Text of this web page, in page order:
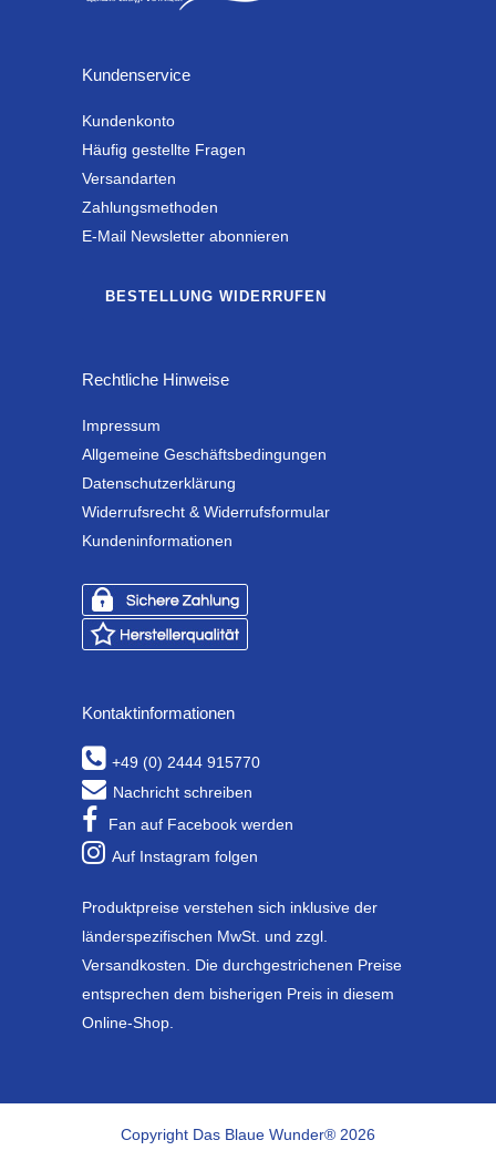
Kundenservice
Kundenkonto
Häufig gestellte Fragen
Versandarten
Zahlungsmethoden
E-Mail Newsletter abonnieren
BESTELLUNG WIDERRUFEN
Rechtliche Hinweise
Impressum
Allgemeine Geschäftsbedingungen
Datenschutzerklärung
Widerrufsrecht & Widerrufsformular
Kundeninformationen
Kontaktinformationen
+49 (0) 2444 915770
Nachricht schreiben
Fan auf Facebook werden
Auf Instagram folgen
Produktpreise verstehen sich inklusive der
länderspezifischen MwSt. und zzgl.
Versandkosten. Die durchgestrichenen Preise
entsprechen dem bisherigen Preis in diesem
Online-Shop.
Copyright Das Blaue Wunder® 2026